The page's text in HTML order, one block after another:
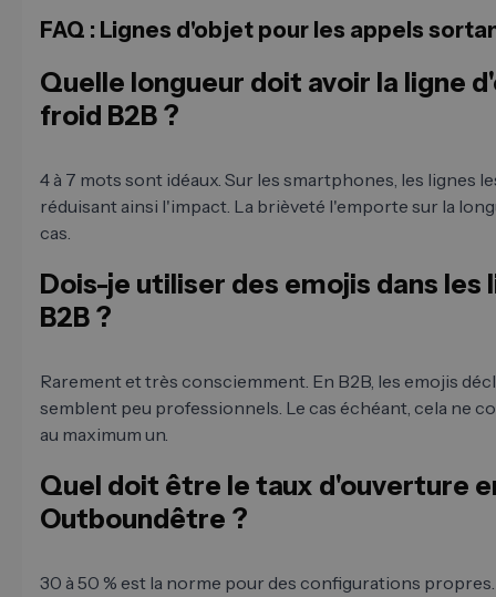
FAQ : Lignes d'objet pour les appels
Quelle longueur doit avoir la ligne
froid B2B ?
4 à 7 mots sont idéaux. Sur les smartphones, les lignes
réduisant ainsi l'impact. La brièveté l'emporte sur la
cas.
Dois-je utiliser des emojis dans les
B2B ?
Rarement et très consciemment. En B2B, les emojis
semblent peu professionnels. Le cas échéant, cela ne
au maximum un.
Quel doit être le taux d'ouverture
Outboundêtre ?
30 à 50 % est la norme pour des configurations propres.